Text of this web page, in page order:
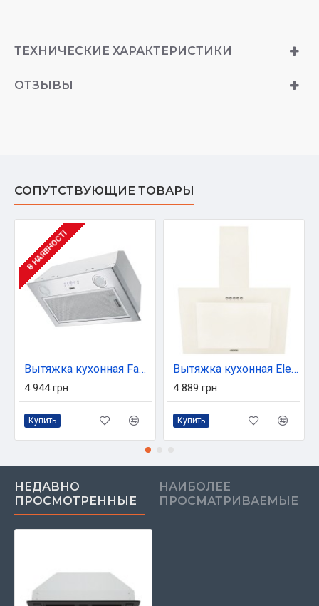
ТЕХНИЧЕСКИЕ ХАРАКТЕРИСТИКИ
ОТЗЫВЫ
СОПУТСТВУЮЩИЕ ТОВАРЫ
В НАЯВНОСТІ
Вытяжка кухонная Faber BI 52 SS 2LS (305.0588.062)
4 944 грн
Купить
Вытяжка кухонная Eleyus VERTICAL 1000 50 BG
4 889 грн
Купить
НЕДАВНО
ПРОСМОТРЕННЫЕ
НАИБОЛЕЕ
ПРОСМАТРИВАЕМЫЕ